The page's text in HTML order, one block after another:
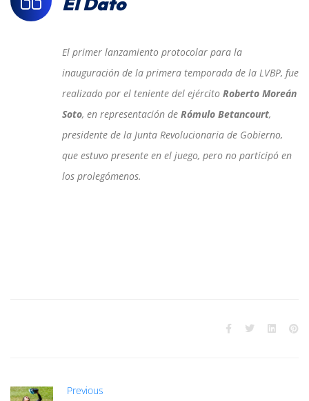
El primer lanzamiento protocolar para la
inauguración de la primera temporada de la LVBP, fue
realizado por el teniente del ejército Roberto Moreán
Soto, en representación de Rómulo Betancourt,
presidente de la Junta Revolucionaria de Gobierno,
que estuvo presente en el juego, pero no participó en
los prolegómenos.
Previous